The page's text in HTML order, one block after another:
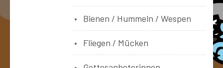
Bienen / Hummeln / Wespen
Fliegen / Mücken